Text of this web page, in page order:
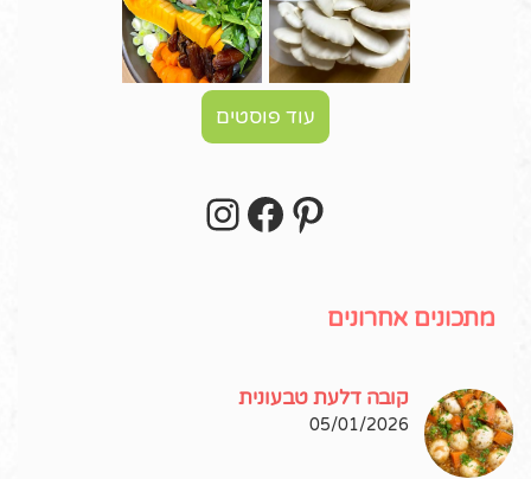
עוד פוסטים
Pinterest
Facebook
מתכונים אחרונים
קובה דלעת טבעונית
05/01/2026